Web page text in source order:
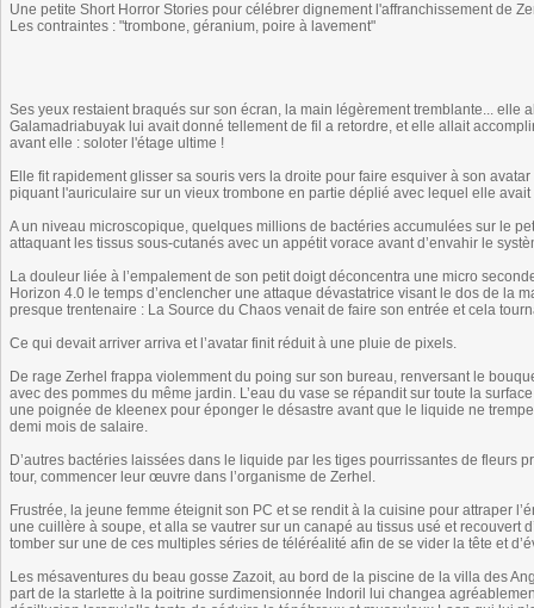
Une petite Short Horror Stories pour célébrer dignement l'affranchissement de
Les contraintes : "trombone, géranium, poire à lavement"
Ses yeux restaient braqués sur son écran, la main légèrement tremblante... elle
Galamadriabuyak lui avait donné tellement de fil a retordre, et elle allait
avant elle : soloter l'étage ultime !
Elle fit rapidement glisser sa souris vers la droite pour faire esquiver à son
piquant l'auriculaire sur un vieux trombone en partie déplié avec lequel elle
A un niveau microscopique, quelques millions de bactéries accumulées sur le
attaquant les tissus sous-cutanés avec un appétit vorace avant d’envahir le
La douleur liée à l’empalement de son petit doigt déconcentra une micro
Horizon 4.0 le temps d’enclencher une attaque dévastatrice visant le dos de la
presque trentenaire : La Source du Chaos venait de faire son entrée et cela
Ce qui devait arriver arriva et l’avatar finit réduit à une pluie de pixels.
De rage Zerhel frappa violemment du poing sur son bureau, renversant le
avec des pommes du même jardin. L’eau du vase se répandit sur toute la
une poignée de kleenex pour éponger le désastre avant que le liquide ne
demi mois de salaire.
D’autres bactéries laissées dans le liquide par les tiges pourrissantes de fleurs
tour, commencer leur œuvre dans l’organisme de Zerhel.
Frustrée, la jeune femme éteignit son PC et se rendit à la cuisine pour attraper
une cuillère à soupe, et alla se vautrer sur un canapé au tissus usé et recouvert
tomber sur une de ces multiples séries de téléréalité afin de se vider la tête et
Les mésaventures du beau gosse Zazoit, au bord de la piscine de la villa des
part de la starlette à la poitrine surdimensionnée Indoril lui changea